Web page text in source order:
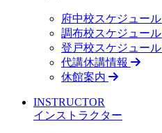
府中校スケジュール
調布校スケジュール
登戸校スケジュール
代講休講情報
休館案内
INSTRUCTOR
インストラクター